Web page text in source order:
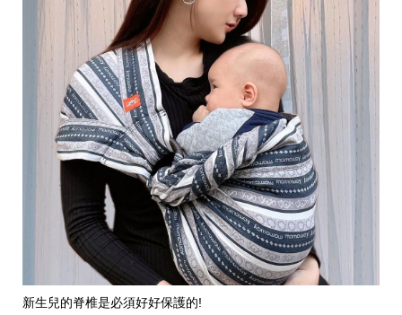
新生兒的脊椎是必須好好保護的!